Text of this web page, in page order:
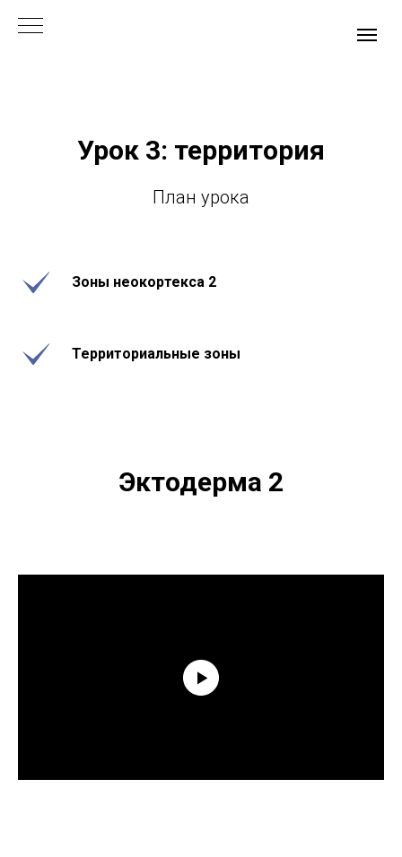
Урок 3: территория
План урока
Зоны неокортекса 2
Территориальные зоны
Эктодерма 2